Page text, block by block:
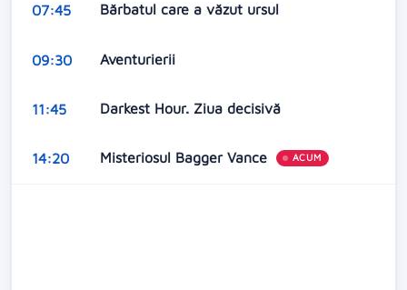
07:45 Bărbatul care a văzut ursul
09:30 Aventurierii
11:45 Darkest Hour. Ziua decisivă
14:20 Misteriosul Bagger Vance ACUM